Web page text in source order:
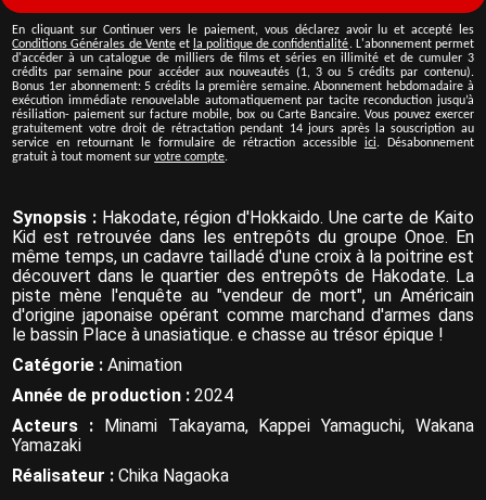
En cliquant sur Continuer vers le paiement, vous déclarez avoir lu et accepté les
Conditions Générales de Venteetla politique de confidentialité. L'abonnement permet
d'accéder à un catalogue de milliers de films et séries en illimité et de cumuler 3
crédits par semaine pour accéder aux nouveautés (1, 3 ou 5 crédits par contenu).
Bonus 1er abonnement:5 crédits la première semaine. Abonnement hebdomadaire à
exécution immédiate renouvelable automatiquement par tacite reconduction jusqu’à
résiliation- paiement sur facture mobile, box ou Carte Bancaire. Vous pouvez exercer
gratuitement votre droit de rétractation pendant 14 jours après la souscription au
service en retournant le formulaire de rétraction accessible ici. Désabonnement
gratuit à tout moment survotre compte.
Synopsis : Hakodate, région d'Hokkaido. Une carte de Kaito
Kid est retrouvée dans les entrepôts du groupe Onoe. En
même temps, un cadavre tailladé d'une croix à la poitrine est
découvert dans le quartier des entrepôts de Hakodate. La
piste mène l'enquête au "vendeur de mort", un Américain
d'origine japonaise opérant comme marchand d'armes dans
le bassin Place à unasiatique. e chasse au trésor épique !
Catégorie :Animation
Année de production :2024
Acteurs :
Minami Takayama, Kappei Yamaguchi, Wakana
Yamazaki
Réalisateur :Chika Nagaoka